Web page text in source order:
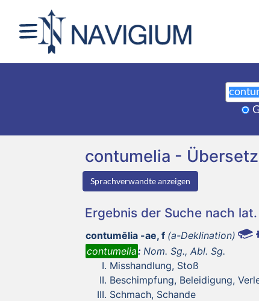
contumelia -
Sprachverwandte anzeigen
Ergebnis der Suche nach
contumēlia -ae, f (a-Deklination)
contumelia: Nom. Sg., Abl. Sg.
Misshandlung, Stoß
Beschimpfung, Beleidigung,
Schmach, Schande